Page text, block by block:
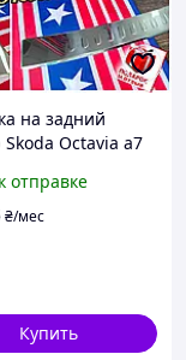
на задний
Octavia a7
А7 Универсал
с загибом
отправке
₴/мес
Купить